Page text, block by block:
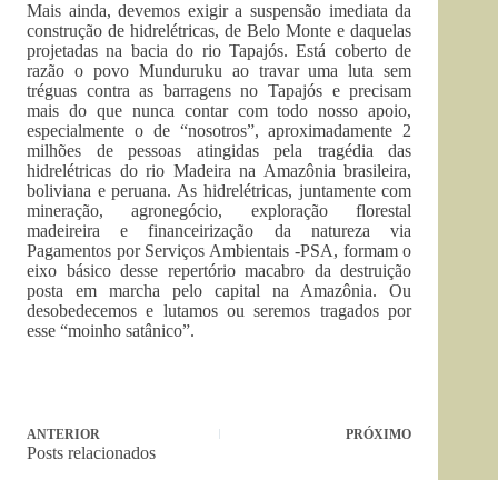
Mais ainda, devemos exigir a suspensão imediata da
construção de hidrelétricas, de Belo Monte e daquelas
projetadas na bacia do rio Tapajós. Está coberto de
razão o povo Munduruku ao travar uma luta sem
tréguas contra as barragens no Tapajós e precisam
mais do que nunca contar com todo nosso apoio,
especialmente o de “nosotros”, aproximadamente 2
milhões de pessoas atingidas pela tragédia das
hidrelétricas do rio Madeira na Amazônia brasileira,
boliviana e peruana. As hidrelétricas, juntamente com
mineração, agronegócio, exploração florestal
madeireira e financeirização da natureza via
Pagamentos por Serviços Ambientais -PSA, formam o
eixo básico desse repertório macabro da destruição
posta em marcha pelo capital na Amazônia. Ou
desobedecemos e lutamos ou seremos tragados por
esse “moinho satânico”.
ANTERIOR PRÓXIMO
Posts relacionados